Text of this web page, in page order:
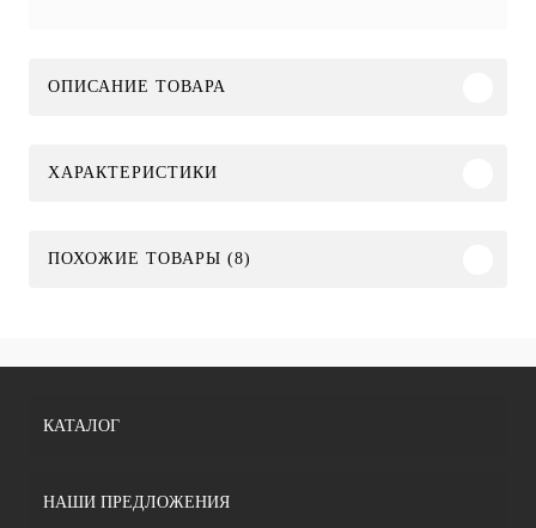
ОПИСАНИЕ ТОВАРА
ХАРАКТЕРИСТИКИ
ПОХОЖИЕ ТОВАРЫ (8)
КАТАЛОГ
НАШИ ПРЕДЛОЖЕНИЯ